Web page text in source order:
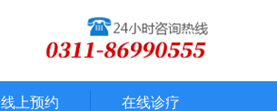
线上预约 在线诊疗